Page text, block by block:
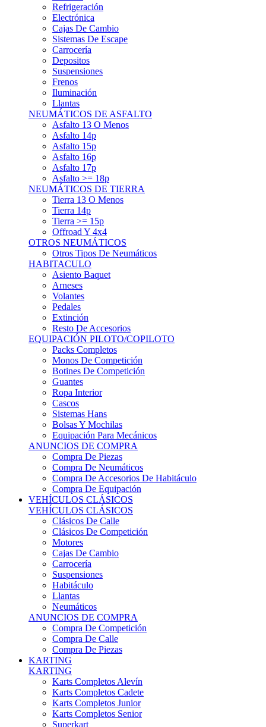
Electrónica
Cajas De Cambio
Sistemas De Escape
Carrocería
Depositos
Suspensiones
Frenos
Iluminación
Llantas
NEUMÁTICOS DE ASFALTO
Asfalto 13 O Menos
Asfalto 14p
Asfalto 15p
Asfalto 16p
Asfalto 17p
Asfalto >= 18p
NEUMÁTICOS DE TIERRA
Tierra 13 O Menos
Tierra 14p
Tierra >= 15p
Offroad Y 4x4
OTROS NEUMÁTICOS
Otros Tipos De Neumáticos
HABITACULO
Asiento Baquet
Arneses
Volantes
Pedales
Extinción
Resto De Accesorios
EQUIPACIÓN PILOTO/COPILOTO
Packs Completos
Monos De Competición
Botines De Competición
Guantes
Ropa Interior
Cascos
Sistemas Hans
Bolsas Y Mochilas
Equipación Para Mecánicos
ANUNCIOS DE COMPRA
Compra De Piezas
Compra De Neumáticos
Compra De Accesorios De Habitáculo
Compra De Equipación
VEHÍCULOS CLÁSICOS
VEHÍCULOS CLÁSICOS
Clásicos De Calle
Clásicos De Competición
Motores
Cajas De Cambio
Carrocería
Suspensiones
Habitáculo
Llantas
Neumáticos
ANUNCIOS DE COMPRA
Compra De Competición
Compra De Calle
Compra De Piezas
KARTING
KARTING
Karts Completos Alevín
Karts Completos Cadete
Karts Completos Junior
Karts Completos Senior
Superkart
Karts Completos Hobbye